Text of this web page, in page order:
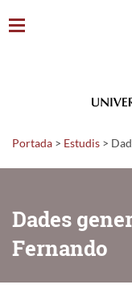
Portada > Estudis >
Dades
Fernando